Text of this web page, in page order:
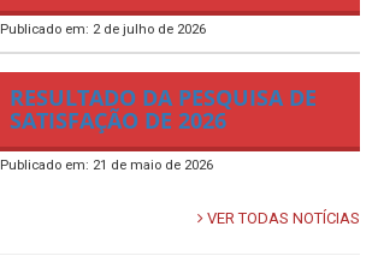
Publicado em: 2 de julho de 2026
RESULTADO DA PESQUISA DE
SATISFAÇÃO DE 2026
Publicado em: 21 de maio de 2026
VER TODAS NOTÍCIAS